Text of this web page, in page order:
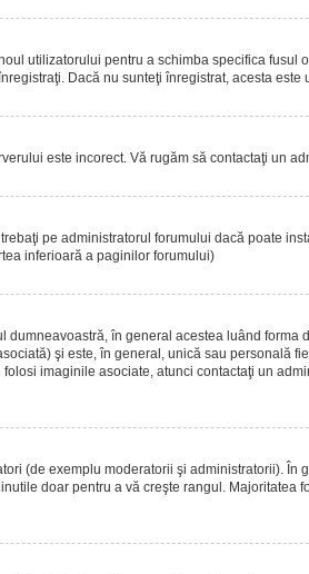
utilizatorului pentru a schimba specifica fusul
Dacă nu sunteţi înregistrat, acesta este
este incorect. Vă rugăm să contactaţi un
pe administratorul forumului dacă poate
inferioară a paginilor forumului)
în general acestea luând forma
şi este, în general, unică sau personală
imaginile asociate, atunci contactaţi un
(de exemplu moderatorii şi administratorii). În
doar pentru a vă creşte rangul. Majoritatea